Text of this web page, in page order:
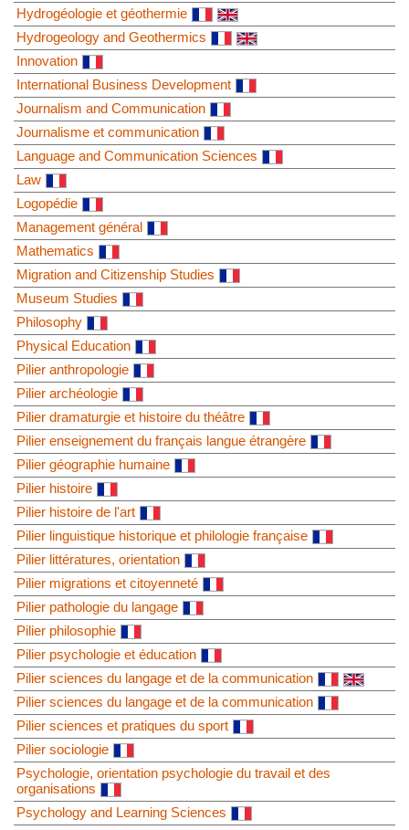
Hydrogéologie et géothermie
Hydrogeology and Geothermics
Innovation
International Business Development
Journalism and Communication
Journalisme et communication
Language and Communication Sciences
Law
Logopédie
Management général
Mathematics
Migration and Citizenship Studies
Museum Studies
Philosophy
Physical Education
Pilier anthropologie
Pilier archéologie
Pilier dramaturgie et histoire du théâtre
Pilier enseignement du français langue étrangère
Pilier géographie humaine
Pilier histoire
Pilier histoire de l'art
Pilier linguistique historique et philologie française
Pilier littératures, orientation
Pilier migrations et citoyenneté
Pilier pathologie du langage
Pilier philosophie
Pilier psychologie et éducation
Pilier sciences du langage et de la communication
Pilier sciences du langage et de la communication
Pilier sciences et pratiques du sport
Pilier sociologie
Psychologie, orientation psychologie du travail et des
organisations
Psychology and Learning Sciences